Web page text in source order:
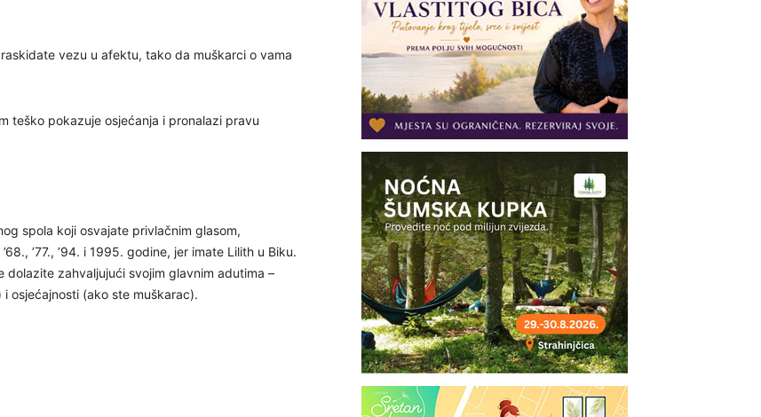
vezu u afektu, tako da muškarci o vama
teško pokazuje osjećanja i pronalazi pravu
spola koji osvajate privlačnim glasom,
’77., ’94. i 1995. godine, jer imate Lilith u Biku.
zahvaljujući svojim glavnim adutima –
osjećajnosti (ako ste muškarac).